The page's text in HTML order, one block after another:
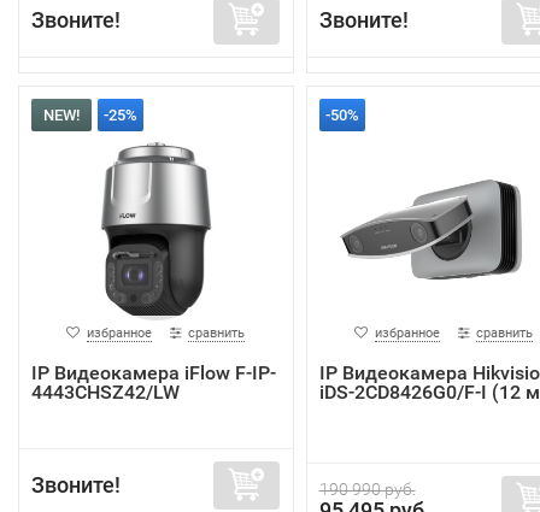
Звоните! Звоните!
NEW! -25%
избранное сравнить
IP Видеокамера iFlow F-IP-
4443CHSZ42/LW
Звоните!
-50%
избранное сравнить
IP Видеокамера
iDS-2CD8426G0/F-I (12
190 990 руб.